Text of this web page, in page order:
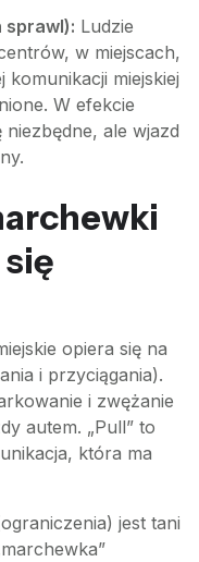
sprawl): Ludzie
w miejscach,
komunikacji miejskiej
W efekcie
niezbędne, ale wjazd
opiera się na
i przyciągania).
i zwężanie
autem. „Pull” to
która ma
jest tani